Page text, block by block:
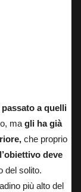
a quelli
ma gli ha già
che proprio
deve
del solito.
più alto del